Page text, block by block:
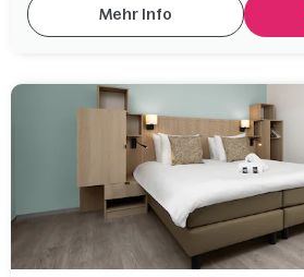
Mehr Info